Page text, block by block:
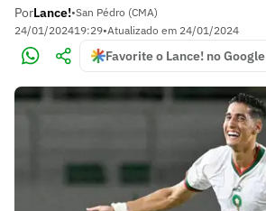
PorLance!•San Pédro (CMA)
24/01/202419:29•Atualizado em 24/01/2024
Favorite o Lance! no Google